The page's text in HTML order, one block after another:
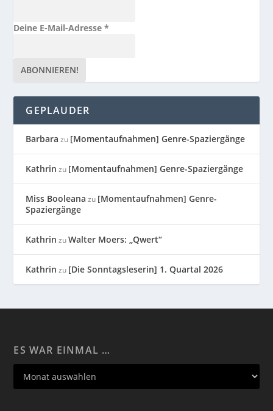
Deine E-Mail-Adresse*
GEPLAUDER
Barbara zu [Momentaufnahmen] Genre-Spaziergänge
Kathrin zu [Momentaufnahmen] Genre-Spaziergänge
Miss Booleana zu [Momentaufnahmen] Genre-
Spaziergänge
Kathrin zuWalter Moers: „Qwert“
Kathrin zu [Die Sonntagsleserin] 1. Quartal 2026
ES WAR EINMAL …